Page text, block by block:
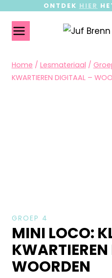
ONTDEK HIER
Home / Lesmateriaal /
KWARTIEREN DIGITAAL –
GROEP 4
MINI LOCO:
WOORDEN